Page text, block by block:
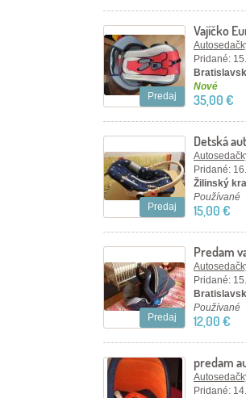
Predaj
Vajíčko
Pridané:
Nové
35,00 €
Predaj
Detská
vajíčko
Pridané:
Žilinský
Používané
15,00 €
Predaj
Predam
Pridané:
Používané
12,00 €
predam
Pridané: